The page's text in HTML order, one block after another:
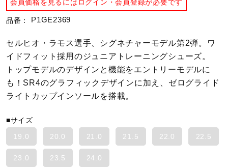
ソフトボール
ウィンタースポーツ
会員価格を見るにはログイン・会員登録が必要です
品番： P1GE2369
セルヒオ・ラモス選手、シグネチャーモデル第2弾。ワ
イドフィット採用のジュニアトレーニングシューズ。
トップモデルのデザインと機能をエントリーモデルに
も！SR4のグラフィックデザインに加え、ゼログライド
ライトカップインソールを搭載。
■サイズ
19.0
20.0 21.0 21.5 22.0 22.5
23.0 23.5 24.0